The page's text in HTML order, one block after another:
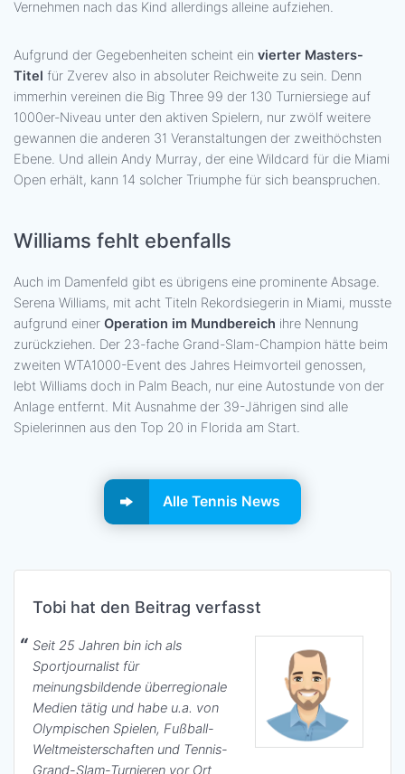
Vernehmen nach das Kind allerdings alleine aufziehen.
Aufgrund der Gegebenheiten scheint ein vierter Masters-
Titel für Zverev also in absoluter Reichweite zu sein. Denn
immerhin vereinen die Big Three 99 der 130 Turniersiege auf
1000er-Niveau unter den aktiven Spielern, nur zwölf weitere
gewannen die anderen 31 Veranstaltungen der zweithöchsten
Ebene. Und allein Andy Murray, der eine Wildcard für die Miami
Open erhält, kann 14 solcher Triumphe für sich beanspruchen.
Williams fehlt ebenfalls
Auch im Damenfeld gibt es übrigens eine prominente Absage.
Serena Williams, mit acht Titeln Rekordsiegerin in Miami, musste
aufgrund einer Operation im Mundbereich ihre Nennung
zurückziehen. Der 23-fache Grand-Slam-Champion hätte beim
zweiten WTA1000-Event des Jahres Heimvorteil genossen,
lebt Williams doch in Palm Beach, nur eine Autostunde von der
Anlage entfernt. Mit Ausnahme der 39-Jährigen sind alle
Spielerinnen aus den Top 20 in Florida am Start.
Alle Tennis News
Tobi hat den Beitrag verfasst
Seit 25 Jahren bin ich als
Sportjournalist für
meinungsbildende überregionale
Medien tätig und habe u.a. von
Olympischen Spielen, Fußball-
Weltmeisterschaften und Tennis-
Grand-Slam-Turnieren vor Ort